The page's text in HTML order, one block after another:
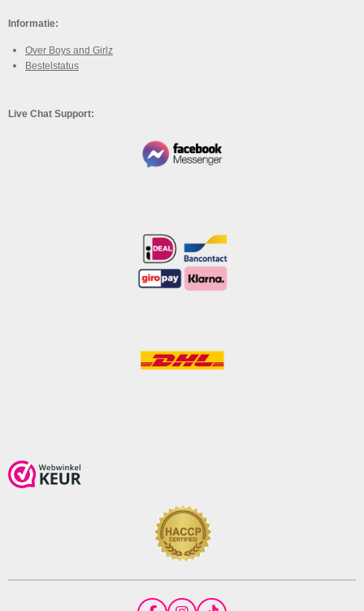
Informatie:
Over Boys and Girlz
Bestelstatus
Live Chat Support: